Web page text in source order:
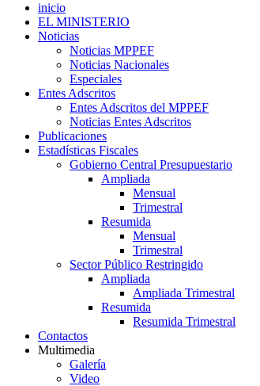
inicio
EL MINISTERIO
Noticias
Noticias MPPEF
Noticias Nacionales
Especiales
Entes Adscritos
Entes Adscritos del MPPEF
Noticias Entes Adscritos
Publicaciones
Estadísticas Fiscales
Gobierno Central Presupuestario
Ampliada
Mensual
Trimestral
Resumida
Mensual
Trimestral
Sector Público Restringido
Ampliada
Ampliada Trimestral
Resumida
Resumida Trimestral
Contactos
Multimedia
Galería
Video